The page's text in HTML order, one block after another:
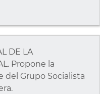
DE LA
Propone la
Grupo Socialista